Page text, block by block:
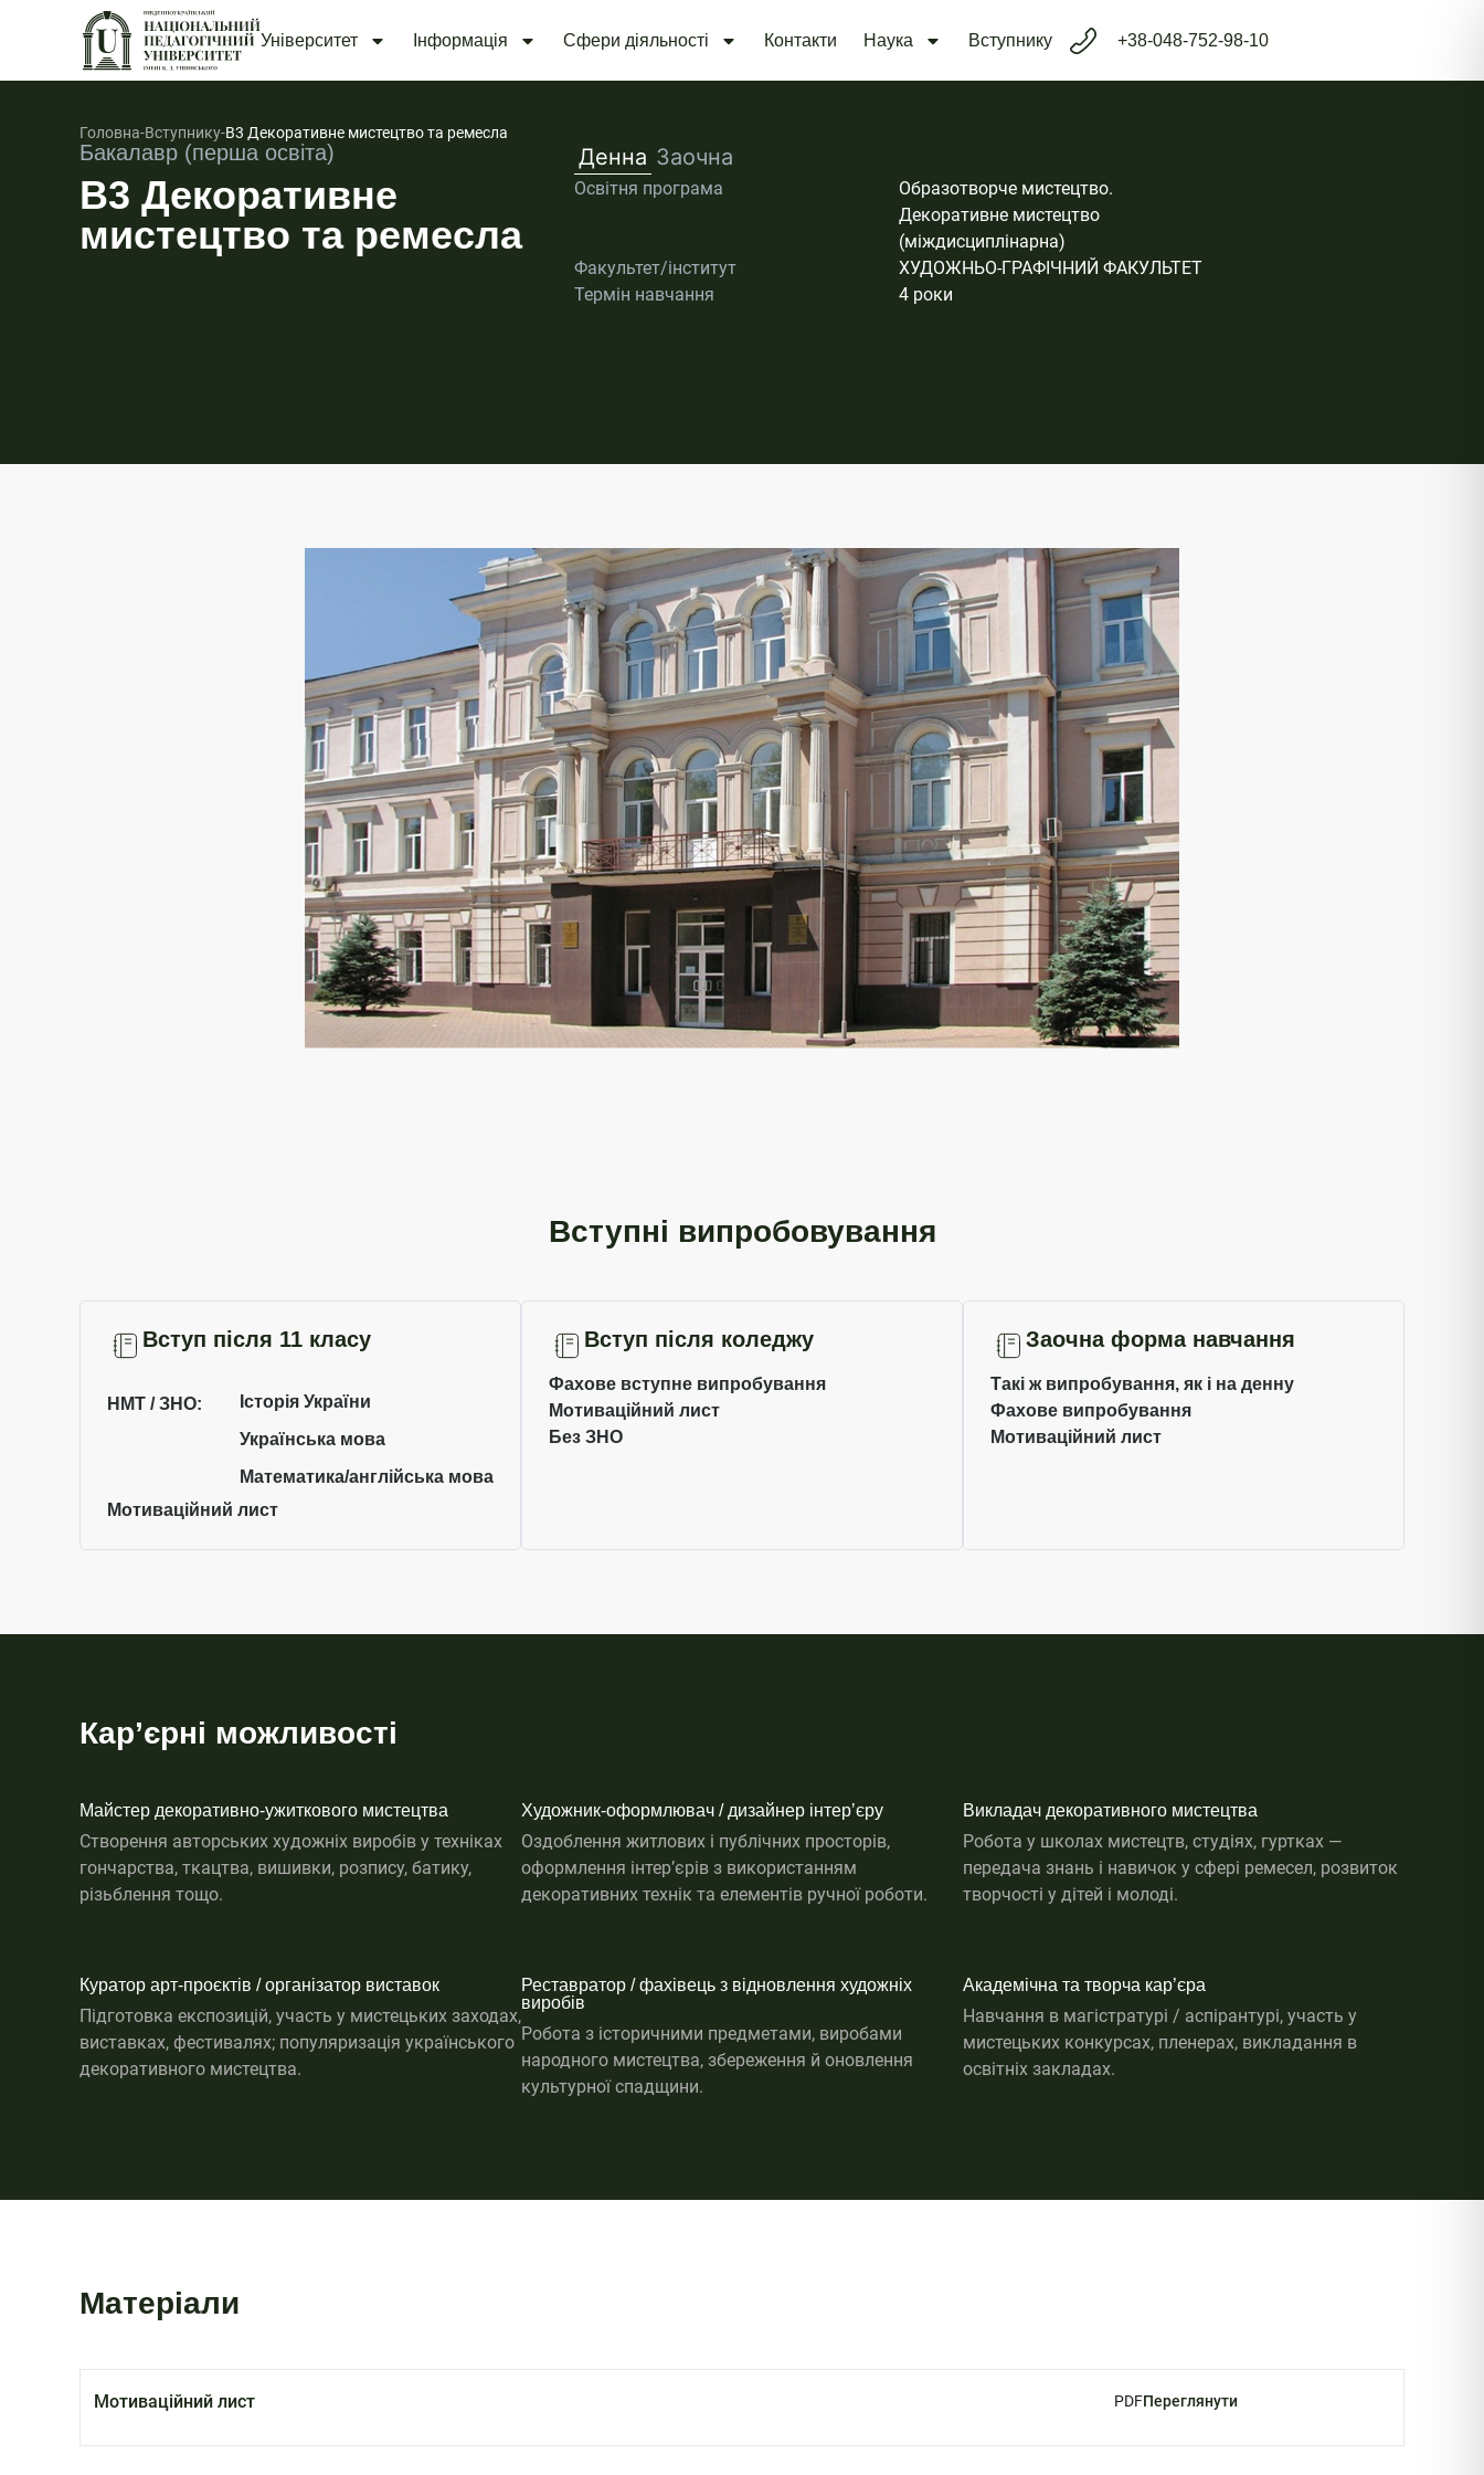
Університет Інформація Сфери діяльності Контакти Наука Вступнику +38-048-752-98-10
Головна-Вступнику-B3 Декоративне мистецтво та ремесла
Бакалавр (перша освіта)
B3 Декоративне
мистецтво та ремесла
Денна Заочна
Освітня програма
Образотворче мистецтво.
Декоративне мистецтво
(міждисциплінарна)
Факультет/інститут
ХУДОЖНЬО-ГРАФІЧНИЙ ФАКУЛЬТЕТ
Термін навчання
4 роки
Вступні випробовування
Вступ після 11 класу
НМТ / ЗНО:
Історія України
Українська мова
Математика/англійська мова
Мотиваційний лист
Вступ після коледжу
Фахове вступне випробування
Мотиваційний лист
Без ЗНО
Заочна форма навчання
Такі ж випробування, як і на денну
Фахове випробування
Мотиваційний лист
Кар’єрні можливості
Майстер декоративно-ужиткового мистецтва
Створення авторських художніх виробів у техніках
гончарства, ткацтва, вишивки, розпису, батику,
різьблення тощо.
Художник-оформлювач / дизайнер інтерʼєру
Оздоблення житлових і публічних просторів,
оформлення інтерʼєрів з використанням
декоративних технік та елементів ручної роботи.
Викладач декоративного мистецтва
Робота у школах мистецтв, студіях, гуртках —
передача знань і навичок у сфері ремесел, розвиток
творчості у дітей і молоді.
Куратор арт-проєктів / організатор виставок
Підготовка експозицій, участь у мистецьких заходах,
виставках, фестивалях; популяризація українського
декоративного мистецтва.
Реставратор / фахівець з відновлення художніх
виробів
Робота з історичними предметами, виробами
народного мистецтва, збереження й оновлення
культурної спадщини.
Академічна та творча кар’єра
Навчання в магістратурі / аспірантурі, участь у
мистецьких конкурсах, пленерах, викладання в
освітніх закладах.
Матеріали
Мотиваційний лист PDFПереглянути